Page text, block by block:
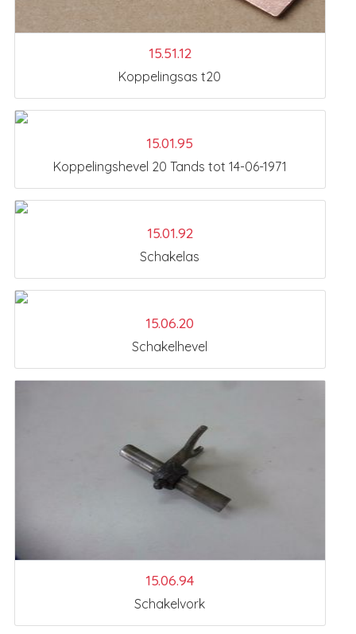
15.51.12
Koppelingsas t20
15.01.95
Koppelingshevel 20 Tands tot 14-06-1971
15.01.92
Schakelas
15.06.20
Schakelhevel
15.06.94
Schakelvork